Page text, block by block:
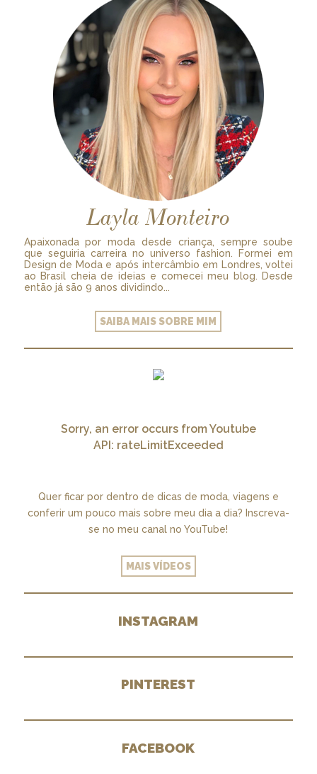
Layla Monteiro
Apaixonada por moda desde criança, sempre soube
que seguiria carreira no universo fashion. Formei em
Design de Moda e após intercâmbio em Londres, voltei
ao Brasil cheia de ideias e comecei meu blog. Desde
então já são 9 anos dividindo...
SAIBA MAIS SOBRE MIM
Sorry, an error occurs from Youtube
API: rateLimitExceeded
Quer ficar por dentro de dicas de moda, viagens e
conferir um pouco mais sobre meu dia a dia? Inscreva-
se no meu canal no YouTube!
MAIS VÍDEOS
INSTAGRAM
PINTEREST
FACEBOOK